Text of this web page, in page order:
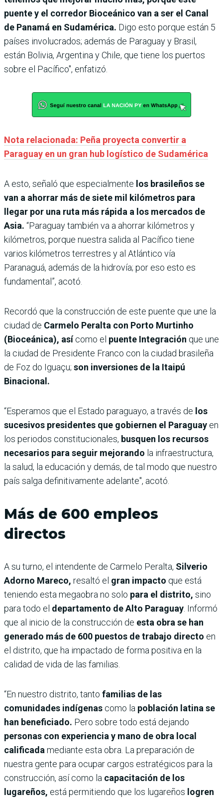
puente y el corredor Bioceánico van a ser el Canal
de Panamá en Sudamérica. Digo esto porque están 5
países involucrados; además de Paraguay y Brasil,
están Bolivia, Argentina y Chile, que tiene los puertos
sobre el Pacífico", enfatizó.
Nota relacionada: Peña proyecta convertir a
Paraguay en un gran hub logístico de Sudamérica
A esto, señaló que especialmente los brasileños se
van a ahorrar más de siete mil kilómetros para
llegar por una ruta más rápida a los mercados de
Asia. “Paraguay también va a ahorrar kilómetros y
kilómetros, porque nuestra salida al Pacífico tiene
varios kilómetros terrestres y al Atlántico vía
Paranaguá, además de la hidrovía; por eso esto es
fundamental”, acotó.
Recordó que la construcción de este puente que une la
ciudad de Carmelo Peralta con Porto Murtinho
(Bioceánica), asícomo el puente Integración que une
la ciudad de Presidente Franco con la ciudad brasileña
de Foz do Iguaçu; son inversiones de la Itaipú
Binacional.
“Esperamos que el Estado paraguayo, a través de los
sucesivos presidentes que gobiernen el Paraguay en
los periodos constitucionales, busquen los recursos
necesarios para seguir mejorando la infraestructura,
la salud, la educación y demás, de tal modo que nuestro
país salga definitivamente adelante", acotó.
Más de 600 empleos
directos
A su turno, el intendente de Carmelo Peralta, Silverio
Adorno Mareco, resaltó el gran impacto que está
teniendo esta megaobra no solo para el distrito, sino
para todo el departamento de Alto Paraguay. Informó
que al inicio de la construcción de esta obra se han
generado más de 600 puestos de trabajo directo en
el distrito, que ha impactado de forma positiva en la
calidad de vida de las familias.
“En nuestro distrito, tanto familias de las
comunidades indígenas como la población latina se
han beneficiado. Pero sobre todo está dejando
personas con experiencia y mano de obra local
calificadamediante esta obra. La preparación de
nuestra gente para ocupar cargos estratégicos para la
construcción, así como la capacitación de los
lugareños, está permitiendo que los lugareños logren